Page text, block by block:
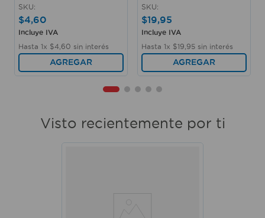
SKU:
$4,60
Incluye IVA
Hasta 1x $4 60 sin interés
AGREGAR
SKU:
$19,95
Incluye IVA
Hasta 1x $19 95 sin interés
AGREGAR
Visto recientemente por ti